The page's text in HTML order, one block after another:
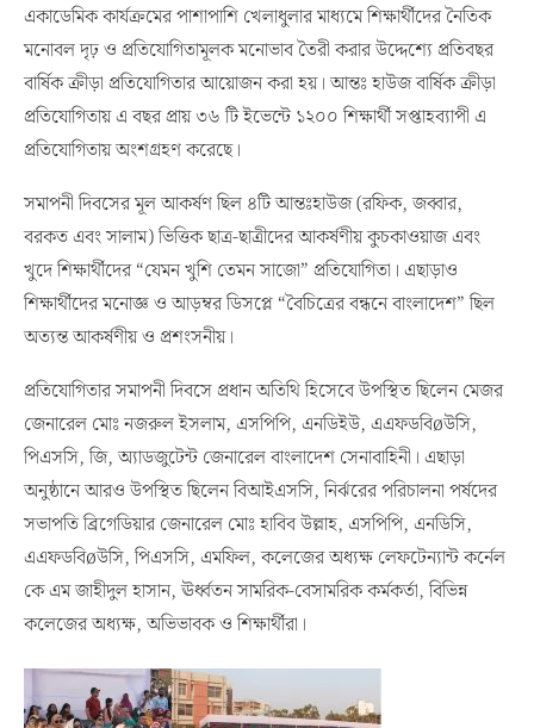
একাডেমিক কার্যক্রমের পাশাপাশি খেলাধুলার মাধ্যমে শিক্ষার্থীদের নৈতিক
মনোবল দৃঢ় ও প্রতিযোগিতামূলক মনোভাব তৈরী করার উদ্দেশ্যে প্রতিবছর
বার্ষিক ক্রীড়া প্রতিযোগিতার আয়োজন করা হয়। আন্তঃ হাউজ বার্ষিক ক্রীড়া
প্রতিযোগিতায় এ বছর প্রায় ৩৬ টি ইভেন্টে ১২০০ শিক্ষার্থী সপ্তাহব্যাপী এ
প্রতিযোগিতায় অংশগ্রহণ করেছে।
সমাপনী দিবসের মূল আকর্ষণ ছিল ৪টি আন্তঃহাউজ (রফিক, জব্বার,
বরকত এবং সালাম) ভিত্তিক ছাত্র-ছাত্রীদের আকর্ষণীয় কুচকাওয়াজ এবং
খুদে শিক্ষার্থীদের “যেমন খুশি তেমন সাজো” প্রতিযোগিতা। এছাড়াও
শিক্ষার্থীদের মনোজ্ঞ ও আড়ম্বর ডিসপ্লে “বৈচিত্রের বন্ধনে বাংলাদেশ” ছিল
অত্যন্ত আকর্ষণীয় ও প্রশংসনীয়।
প্রতিযোগিতার সমাপনী দিবসে প্রধান অতিথি হিসেবে উপস্থিত ছিলেন মেজর
জেনারেল মোঃ নজরুল ইসলাম, এসপিপি, এনডিইউ, এএফডবিøউসি,
পিএসসি, জি, অ্যাডজুটেন্ট জেনারেল বাংলাদেশ সেনাবাহিনী। এছাড়া
অনুষ্ঠানে আরও উপস্থিত ছিলেন বিআইএসসি, নির্ঝরের পরিচালনা পর্ষদের
সভাপতি ব্রিগেডিয়ার জেনারেল মোঃ হাবিব উল্লাহ, এসপিপি, এনডিসি,
এএফডবিøউসি, পিএসসি, এমফিল, কলেজের অধ্যক্ষ লেফটেন্যান্ট কর্নেল
কে এম জাহীদুল হাসান, ঊর্ধ্বতন সামরিক-বেসামরিক কর্মকর্তা, বিভিন্ন
কলেজের অধ্যক্ষ, অভিভাবক ও শিক্ষার্থীরা।